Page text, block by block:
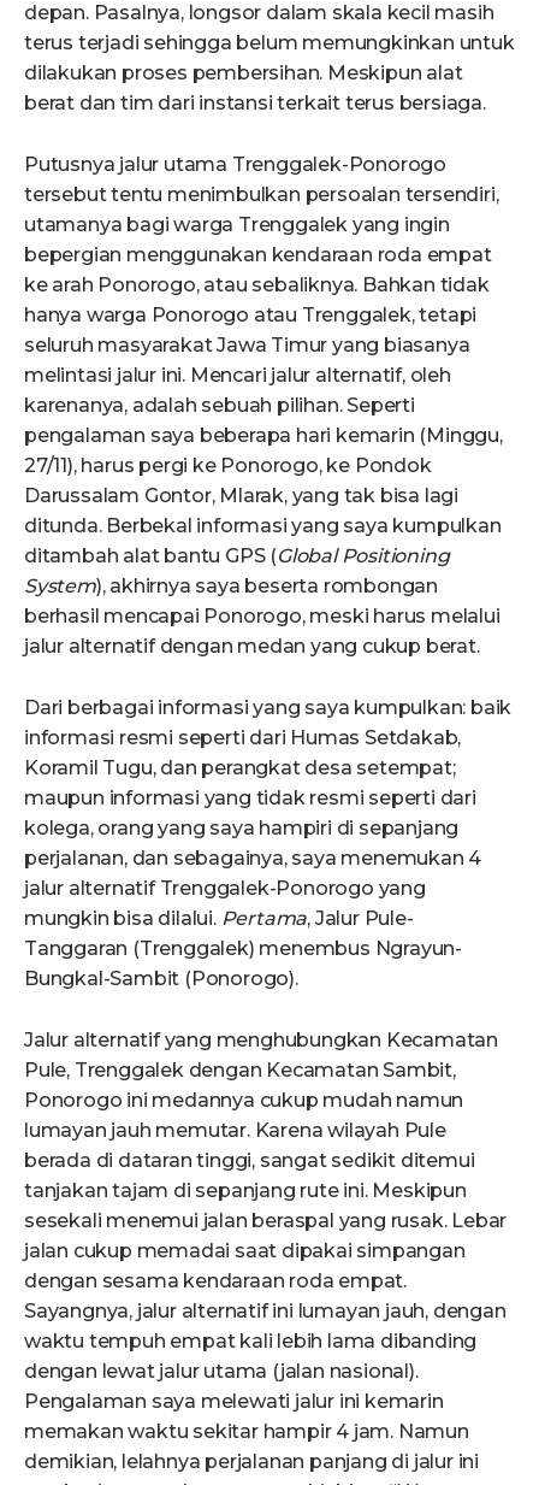
depan. Pasalnya, longsor dalam skala kecil masih
terus terjadi sehingga belum memungkinkan untuk
dilakukan proses pembersihan. Meskipun alat
berat dan tim dari instansi terkait terus bersiaga.
Putusnya jalur utama Trenggalek-Ponorogo
tersebut tentu menimbulkan persoalan tersendiri,
utamanya bagi warga Trenggalek yang ingin
bepergian menggunakan kendaraan roda empat
ke arah Ponorogo, atau sebaliknya. Bahkan tidak
hanya warga Ponorogo atau Trenggalek, tetapi
seluruh masyarakat Jawa Timur yang biasanya
melintasi jalur ini. Mencari jalur alternatif, oleh
karenanya, adalah sebuah pilihan. Seperti
pengalaman saya beberapa hari kemarin (Minggu,
27/11), harus pergi ke Ponorogo, ke Pondok
Darussalam Gontor, Mlarak, yang tak bisa lagi
ditunda. Berbekal informasi yang saya kumpulkan
ditambah alat bantu GPS (Global Positioning
System), akhirnya saya beserta rombongan
berhasil mencapai Ponorogo, meski harus melalui
jalur alternatif dengan medan yang cukup berat.
Dari berbagai informasi yang saya kumpulkan: baik
informasi resmi seperti dari Humas Setdakab,
Koramil Tugu, dan perangkat desa setempat;
maupun informasi yang tidak resmi seperti dari
kolega, orang yang saya hampiri di sepanjang
perjalanan, dan sebagainya, saya menemukan 4
jalur alternatif Trenggalek-Ponorogo yang
mungkin bisa dilalui. Pertama, Jalur Pule-
Tanggaran (Trenggalek) menembus Ngrayun-
Bungkal-Sambit (Ponorogo).
Jalur alternatif yang menghubungkan Kecamatan
Pule, Trenggalek dengan Kecamatan Sambit,
Ponorogo ini medannya cukup mudah namun
lumayan jauh memutar. Karena wilayah Pule
berada di dataran tinggi, sangat sedikit ditemui
tanjakan tajam di sepanjang rute ini. Meskipun
sesekali menemui jalan beraspal yang rusak. Lebar
jalan cukup memadai saat dipakai simpangan
dengan sesama kendaraan roda empat.
Sayangnya, jalur alternatif ini lumayan jauh, dengan
waktu tempuh empat kali lebih lama dibanding
dengan lewat jalur utama (jalan nasional).
Pengalaman saya melewati jalur ini kemarin
memakan waktu sekitar hampir 4 jam. Namun
demikian, lelahnya perjalanan panjang di jalur ini